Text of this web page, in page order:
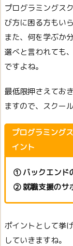
プログラミングス
び方に困る方もい
また、何を学ぶか
選べと言われても
ですよね。
最低限押さえてお
ますので、スクー
プログラミング
イント
① バックエンド
② 就職支援のサ
ポイントとして挙
していきますね。